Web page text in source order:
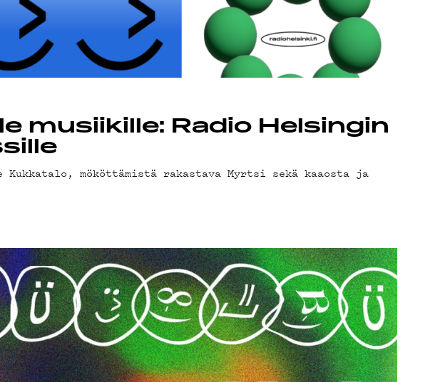
musiikille: Radio Helsingin
mököttämistä rakastava Myrtsi sekä kaaosta ja